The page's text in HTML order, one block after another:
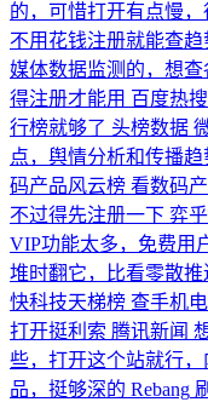
的，可惜打开有点慢
不用花钱注册就能查
媒体数据监测的，想
得注册才能用 百度热搜
行榜就够了 头榜数据
点，舆情分析和传播
码产品风云榜 看数码
不过得先注册一下 弈
VIP功能太多，免费用
堆时翻它，比看零散
快科技天梯榜 查手机
打开挺利索 腾讯新闻
些，打开这个站就行
品，挺够深的 Rebang